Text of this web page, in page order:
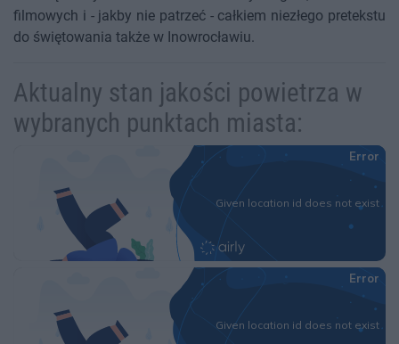
filmowych i - jakby nie patrzeć - całkiem niezłego pretekstu
do świętowania także w Inowrocławiu.
Aktualny stan jakości powietrza w
wybranych punktach miasta: